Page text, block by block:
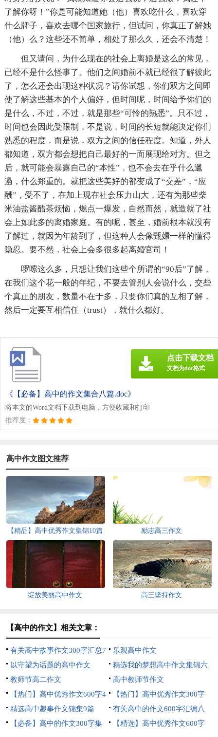
了解你呀！”你是可能知道她（他）喜欢吃什么，喜欢穿
什么牌子，喜欢去哪个国家旅行，但试问，你真正了解她
（他）么？这些还不简单，相处了那么久，还会不清楚！
但又请问，为什么现在的社会上离婚是这么的常见，
已经不是什么怪事了。他们之间婚前不就已经很了解彼此
了，怎么还会出现这种状况？请你试想，你们双方之间即
使了解这些基本的个人偏好，但时间呢，时间给予你们的
是什么，不过，不过，就是那些“可怜的熟悉”。只不过，
时间也会因此受限制，不是说，时间的长短就能决定你们
熟悉的程度，而是说，双方之间的信任程度。知道，外人
都知道，双方都会想把自己最好的一面展现给对方。但之
后，就可能会暴露自己的“本性”，也不会去在乎什么邋
遢，什么郑重的。就把这些美好的都变成了“交差”，“应
酬”，受不了，在加上现在社会压力山大，还有为那些柴
米油盐酱醋茶烦恼，燃点一爆发，自然而然，就造就了社
会上如此多的离婚家庭。有的呢，甚至，婚前根本就没有
了解过，就因为年龄到了，但这种人会像甄嬛一样的懂得
隐忍。要不然，社会上会多很多起离婚官司！
啰嗦这么多，只想让我们这些个所谓的“90后”了解，
在我们这个花一般的年纪，不要去管别人会说什么，交些
个真正的朋友，数量不在于多，只要你们真的互相了解，
然后一定要互相信任（trust），就什么都好。
《【必备】高中的作文集合八篇.doc》
将本文的Word文档下载到电脑，方便收藏和打印
推荐度：
点击下载文档
文档为doc格式
高中作文图文推荐
【精品】高中优秀作文集锦10篇 励志高三作文
绽放美丽高中作文 高三坚持作文
【高中的作文】相关文章：
有关高中故事作文300字汇总7
篇
乐观高中作文
以守望为话题的高中作文
精选我的梦想高中作文集锦六
篇
教师节高二作文
高中教师节作文
【热门】高中优秀作文600字4
篇
【热门】高中优秀作文300字
合集八篇
精选高中趣事作文锦集9篇
有关高中的作文600字汇编八
篇
【必备】高中的作文300字集
【精选】高中优秀作文600字